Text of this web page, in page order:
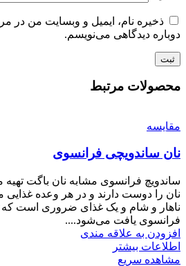
ذخیره نام، ایمیل و وبسایت من در
دوباره دیدگاهی می‌نویسم.
محصولات مرتبط
مقایسه
نان ساندویچی فرانسوی
ساندویچ فرانسوی مشابه نان باگت
نان را دوست دارند و در هر وعده
ناهار و شام و یک غذای ضروری است که
فرانسوی یافت می‌شود....
افزودن به علاقه مندی
اطلاعات بیشتر
مشاهده سریع